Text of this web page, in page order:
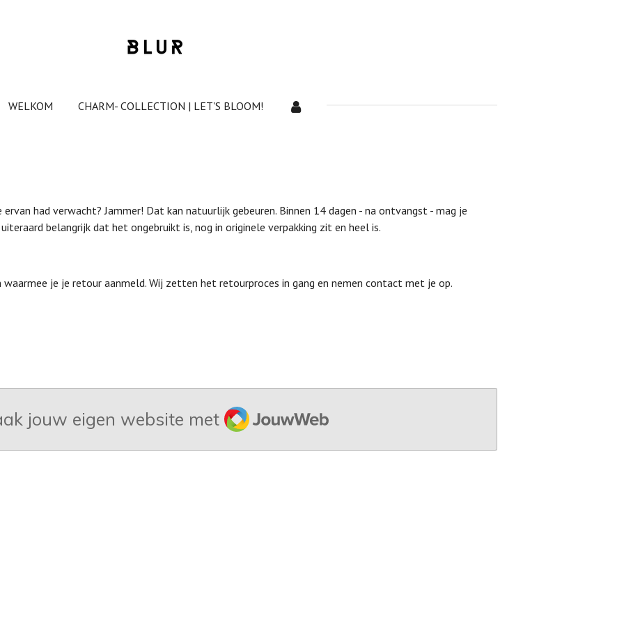
WELKOM CHARM- COLLECTION | LET'S BLOOM!
had verwacht? Jammer! Dat kan natuurlijk gebeuren. Binnen 14 dagen - na ontvangst - mag je
belangrijk dat het ongebruikt is, nog in originele verpakking zit en heel is.
je je retour aanmeld. Wij zetten het retourproces in gang en nemen contact met je op.
jouw eigen website met JouwWeb